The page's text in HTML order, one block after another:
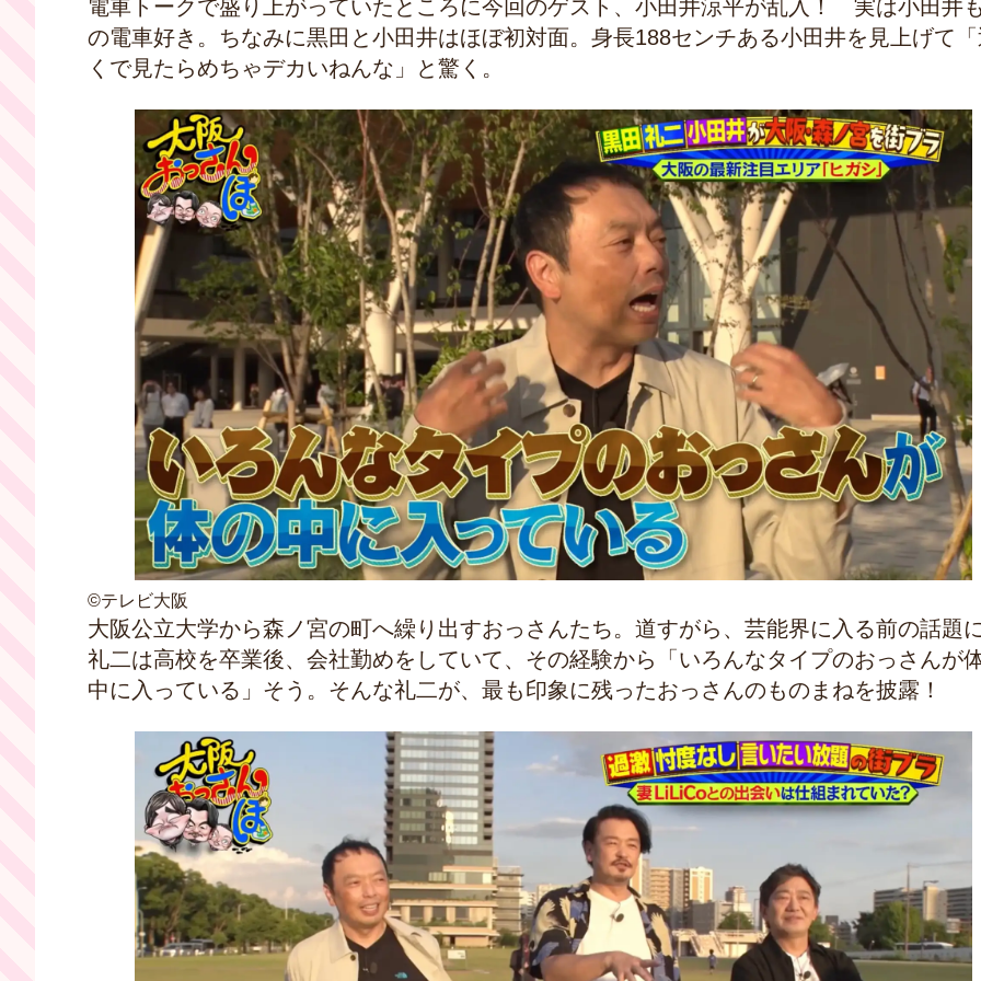
電車トークで盛り上がっていたところに今回のゲスト、小田井涼平が乱入！ 実は小田井
の電車好き。ちなみに黒田と小田井はほぼ初対面。身長188センチある小田井を見上げて
くで見たらめちゃデカいねんな」と驚く。
©テレビ大阪
大阪公立大学から森ノ宮の町へ繰り出すおっさんたち。道すがら、芸能界に入る前の話題
礼二は高校を卒業後、会社勤めをしていて、その経験から「いろんなタイプのおっさんが
中に入っている」そう。そんな礼二が、最も印象に残ったおっさんのものまねを披露！